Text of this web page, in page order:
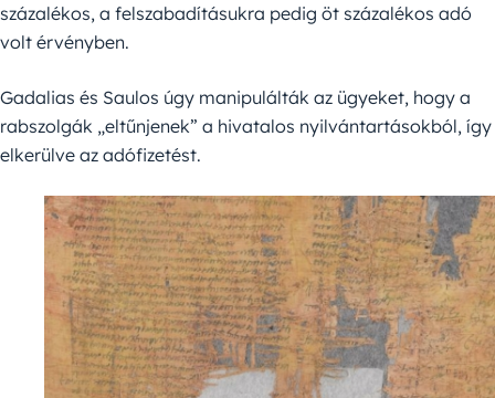
százalékos, a felszabadításukra pedig öt százalékos adó
volt érvényben.
Gadalias és Saulos úgy manipulálták az ügyeket, hogy a
rabszolgák „eltűnjenek” a hivatalos nyilvántartásokból, így
elkerülve az adófizetést.